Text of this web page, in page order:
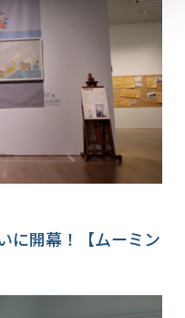
に開幕！【ムーミン